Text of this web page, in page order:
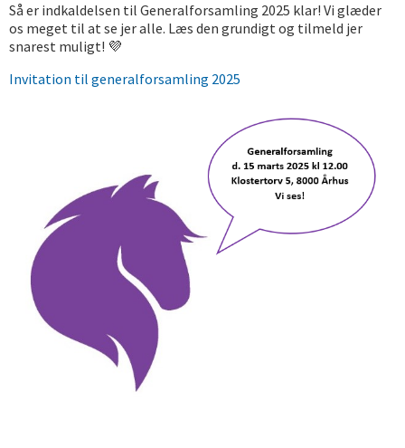
Så er indkaldelsen til Generalforsamling 2025 klar! Vi glæder
os meget til at se jer alle. Læs den grundigt og tilmeld jer
snarest muligt! 💜
Invitation til generalforsamling 2025